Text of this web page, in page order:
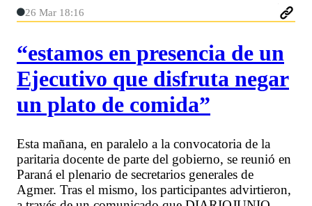
26 Mar 18:16
“estamos en presencia de un
Ejecutivo que disfruta negar
un plato de comida”
Esta mañana, en paralelo a la convocatoria de la
paritaria docente de parte del gobierno, se reunió en
Paraná el plenario de secretarios generales de
Agmer. Tras el mismo, los participantes advirtieron,